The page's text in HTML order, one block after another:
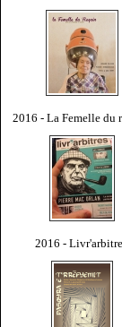
2016 - La Femelle du
2016 -